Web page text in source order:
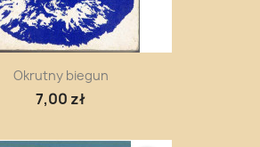
Okrutny biegun
7,00 zł